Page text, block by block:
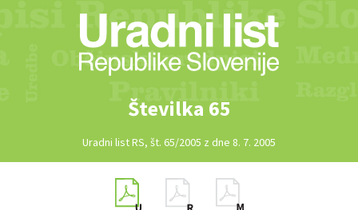
Številka 65
Uradni list RS, št. 65/2005 z dne 8. 7. 2005